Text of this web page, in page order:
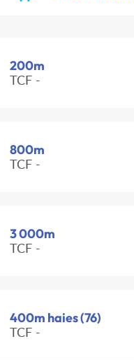
200m
TCF -
800m
TCF -
3 000m
TCF -
400m haies (76)
TCF -